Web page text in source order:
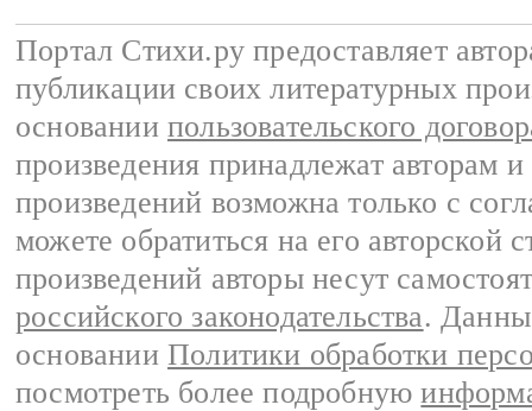
Портал Стихи.ру предоставляет
публикации своих литературных
основании пользовательского
произведения принадлежат авторам
произведений возможна только с
можете обратиться на его авторской
произведений авторы несут
российского законодательства.
основании Политики обработки
посмотреть более подробную